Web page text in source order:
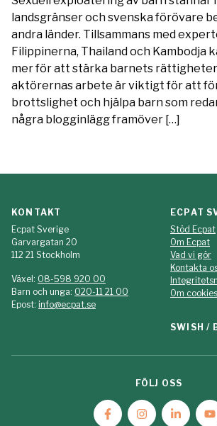
landsgränser och svenska förövare
andra länder. Tillsammans med
Filippinerna, Thailand och Kambodja
mer för att stärka barnets
aktörernas arbete är viktigt för att
brottslighet och hjälpa barn som
några blogginlägg framöver […]
KONTAKT
Ecpat Sverige
Garvargatan 20
112 21 Stockholm
Växel: 08-598 920 00
Barn och unga: 020-11 21 00
Epost: info@ecpat.se
ECPAT
Stöd Ecpat
Om Ecpat
Vad vi gör
Kontakta
Om cookies
SWISH /
FÖLJ OSS